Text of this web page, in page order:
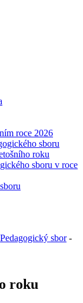
roce 2026
sboru
roku
sboru v roce
Pedagogický sbor-
roku